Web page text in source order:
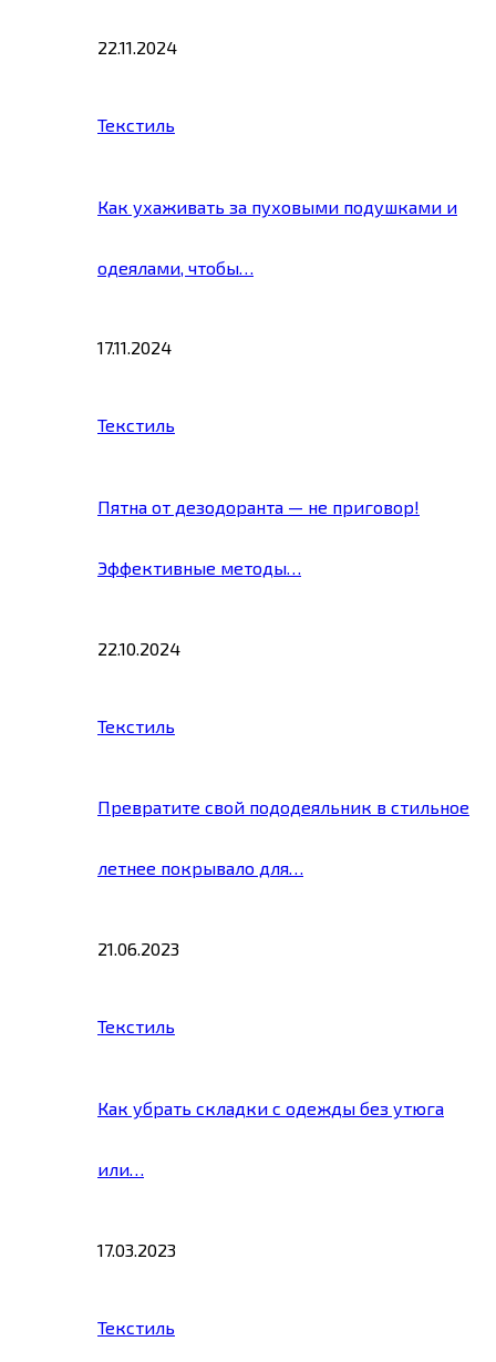
22.11.2024
Текстиль
Как ухаживать за пуховыми подушками и
одеялами, чтобы…
17.11.2024
Текстиль
Пятна от дезодоранта — не приговор!
Эффективные методы…
22.10.2024
Текстиль
Превратите свой пододеяльник в стильное
летнее покрывало для…
21.06.2023
Текстиль
Как убрать складки с одежды без утюга
или…
17.03.2023
Текстиль